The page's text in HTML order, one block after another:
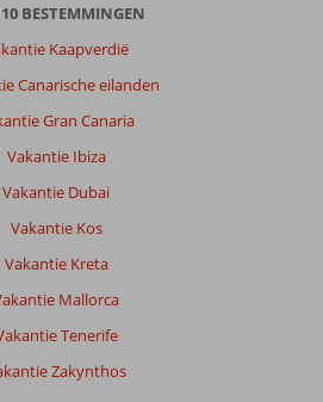
BESTEMMINGEN
Kaapverdië
Canarische eilanden
Gran Canaria
Vakantie Ibiza
Vakantie Dubai
Vakantie Kos
Vakantie Kreta
Mallorca
Tenerife
Zakynthos